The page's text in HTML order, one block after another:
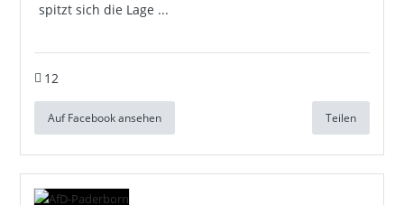
spitzt sich die Lage ...
12
Auf Facebook ansehen Teilen